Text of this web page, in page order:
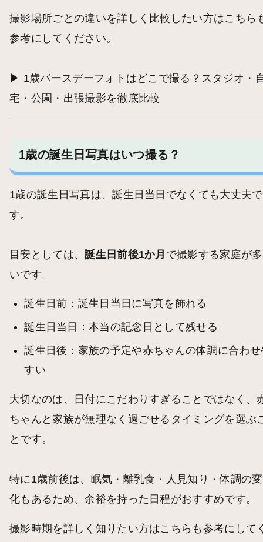
撮影場所ごとの違いを詳しく比較したい方はこちら
参考にしてください。
▶︎ 1歳バースデーフォトはどこで撮る？スタジオ・
宅・公園・出張撮影を徹底比較
1歳の誕生日写真はいつ撮る？
1歳の誕生日写真は、誕生日当日でなくても大丈夫で
す。
目安としては、誕生日前後1か月 で撮影する家庭が多
いです。
誕生日前：誕生日当日に写真を飾れる
誕生日当日：本当の記念日として残せる
誕生日後：家族の予定や赤ちゃんの体調に合わせ
すい
大切なのは、日付にこだわりすぎることではなく、
ちゃんと家族が無理なく過ごせるタイミングを選ぶ
とです。
特に1歳前後は、眠気・離乳食・人見知り・体調の変
化もあるため、余裕を持った日程がおすすめです。
撮影時期を詳しく知りたい方はこちらも参考にして